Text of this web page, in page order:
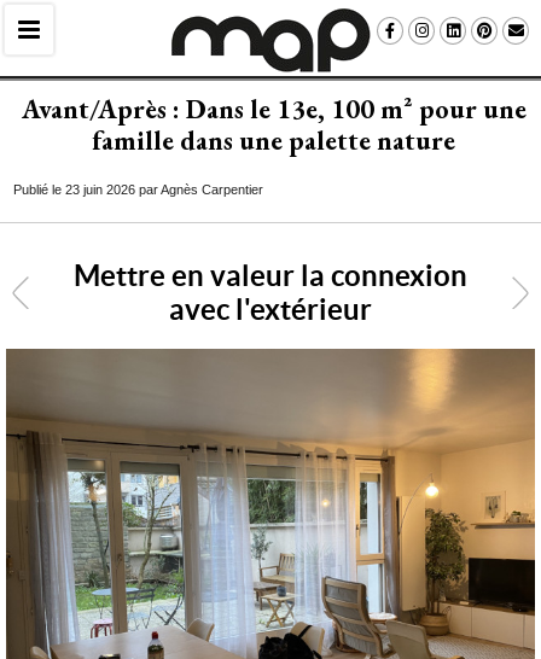
Avant/Après : Dans le 13e, 100 m² pour une
famille dans une palette nature
Publié le 23 juin 2026 par Agnès Carpentier
Mettre en valeur la connexion
avec l'extérieur